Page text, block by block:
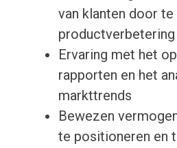
van klanten door
productverbetering
Ervaring met het
rapporten en het
markttrends
Bewezen
te positioneren en